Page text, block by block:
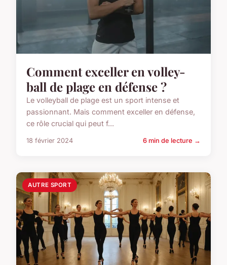
Comment exceller en volley-
ball de plage en défense ?
Le volleyball de plage est un sport intense et
passionnant. Mais comment exceller en défense,
ce rôle crucial qui peut f...
18 février 2024 6 min de lecture →
AUTRE SPORT